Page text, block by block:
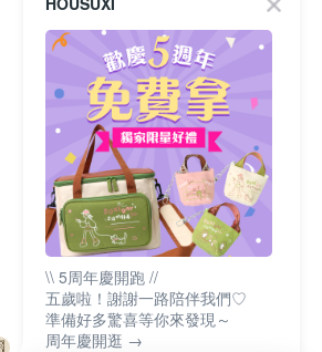
\\ 5周年慶開跑 //
五歲啦！謝謝一路陪伴我們♡
準備好多驚喜等你來發現～
周年慶開逛 →